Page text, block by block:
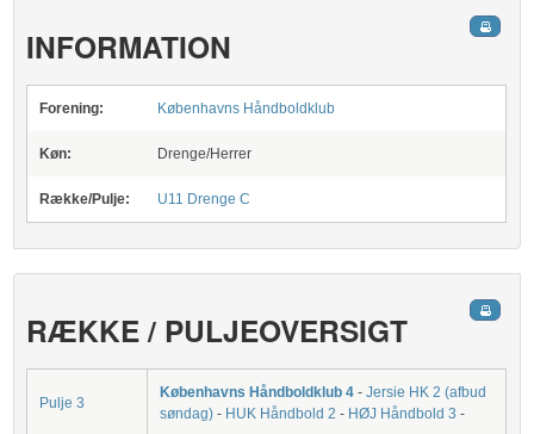
INFORMATION
Forening: Københavns Håndboldklub
Køn: Drenge/Herrer
Række/Pulje: U11 Drenge C
RÆKKE / PULJEOVERSIGT
Pulje 3
Københavns Håndboldklub 4 -Jersie HK 2 (afbud
søndag) - HUK Håndbold 2 - HØJ Håndbold 3 -